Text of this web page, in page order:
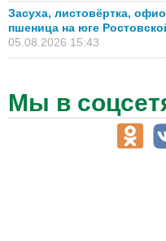
Засуха, листовёртка,
пшеница на юге
05.08.2026 15:43
Мы в